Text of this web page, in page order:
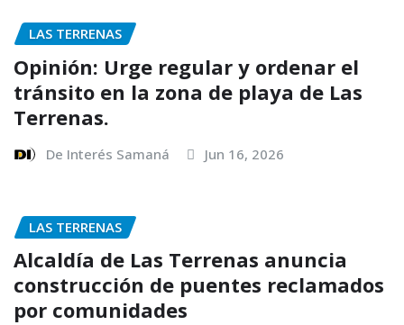
LAS TERRENAS
Opinión: Urge regular y ordenar el
tránsito en la zona de playa de Las
Terrenas.
De Interés Samaná Jun 16, 2026
LAS TERRENAS
Alcaldía de Las Terrenas anuncia
construcción de puentes reclamados
por comunidades